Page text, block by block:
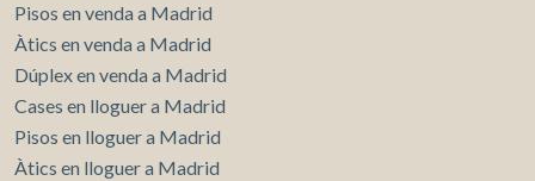
aplicable l'índex estatal de referència dels preus de
lloguer. Cèdula Habitabilitat: CHB00042319***
S’ometen els tres últims dígits per preservar l’ús correcte
de la informació; el número complet està disponible a
petició dels interessats.
Pisos en venda a Madrid
Àtics en venda a Madrid
Dúplex en venda a Madrid
Cases en lloguer a Madrid
Pisos en lloguer a Madrid
Àtics en lloguer a Madrid